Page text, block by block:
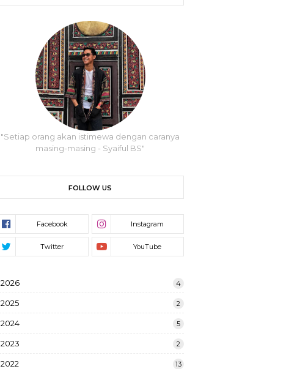
"Setiap orang akan istimewa dengan caranya
masing-masing - Syaiful BS"
FOLLOW US
2026 4
2025 2
2024 5
2023 2
2022 13